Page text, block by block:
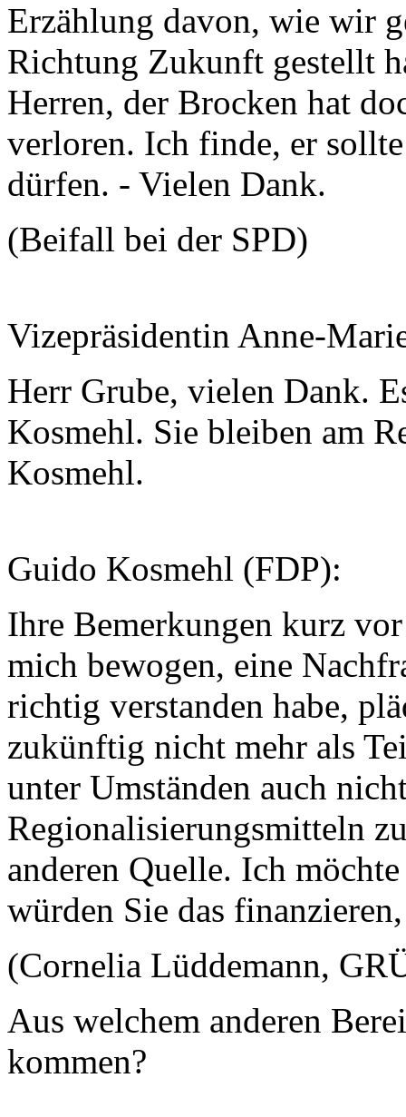
Erzählung davon, wie wir
Richtung Zukunft gestellt
Herren, der Brocken hat
verloren. Ich finde, er
dürfen. - Vielen Dank.
(Beifall bei der SPD)
Vizepräsidentin Anne-
Herr Grube, vielen Dank.
Kosmehl. Sie bleiben am
Kosmehl.
Guido Kosmehl (FDP):
Ihre Bemerkungen kurz
mich bewogen, eine
richtig verstanden habe,
zukünftig nicht mehr als
unter Umständen auch
Regionalisierungsmitteln
anderen Quelle. Ich
würden Sie das
(Cornelia Lüddemann,
Aus welchem anderen
kommen?